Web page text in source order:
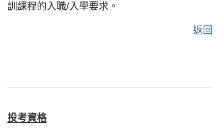
訓課程的入職/入學要求。
返回
投考資格